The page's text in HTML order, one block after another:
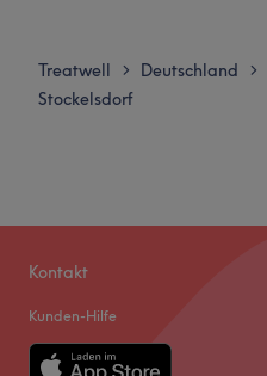
Treatwell > Deutschland >
Stockelsdorf
Kontakt
Kunden-Hilfe